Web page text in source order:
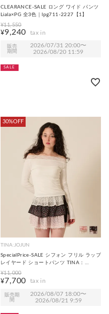
CLEARANCE-SALE ロング ワイド パンツ
Liala×PG 全3色｜lpg711-2227【1】
¥11,550
¥9,240
販売
期間
2026/07/31 20:00〜
2026/08/20 11:59
SALE
30%OFF
TINA:JOJUN
SpecialPrice-SALE シフォン フリル ラップ
レイヤード ショートパンツ TINA：
JOJUN 全2色｜tnj711-1221【2】
¥11,000
¥7,700
販売期
間
2026/08/07 18:00〜
2026/08/21 9:59